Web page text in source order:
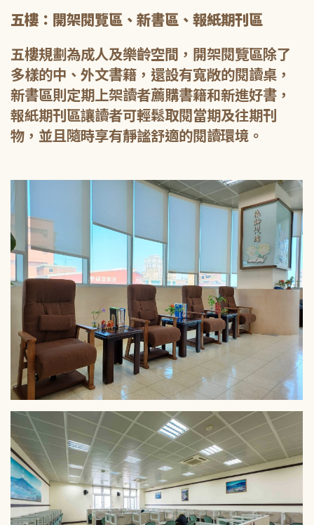
五樓：開架閱覽區、新書區、報紙期刊區
五樓規劃為成人及樂齡空間，開架閱覽區除了
多樣的中、外文書籍，還設有寬敞的閱讀桌，
新書區則定期上架讀者薦購書籍和新進好書，
報紙期刊區讓讀者可輕鬆取閱當期及往期刊
物，並且隨時享有靜謐舒適的閱讀環境。